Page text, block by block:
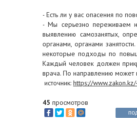
- Есть ли у вас опасения по
- Мы серьезно переживаем
выявлению самозанятых,
органами, органами
некоторые подходы по
Каждый человек должен
врача. По направлению может
источник: https://
45 просмотров